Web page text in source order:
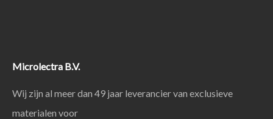
Microlectra B.V.
Wij zijn al meer dan 49 jaar leverancier van exclusieve
materialen voor